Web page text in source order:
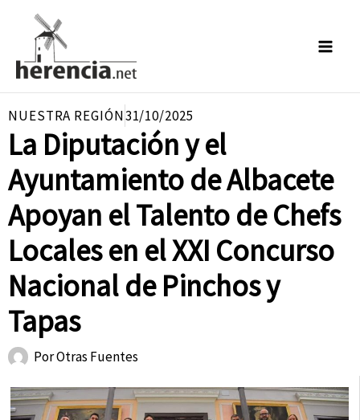
contenido
NUESTRA REGIÓN31/10/2025
La Diputación y el
Ayuntamiento de Albacete
Apoyan el Talento de Chefs
Locales en el XXI Concurso
Nacional de Pinchos y
Tapas
PorOtras Fuentes